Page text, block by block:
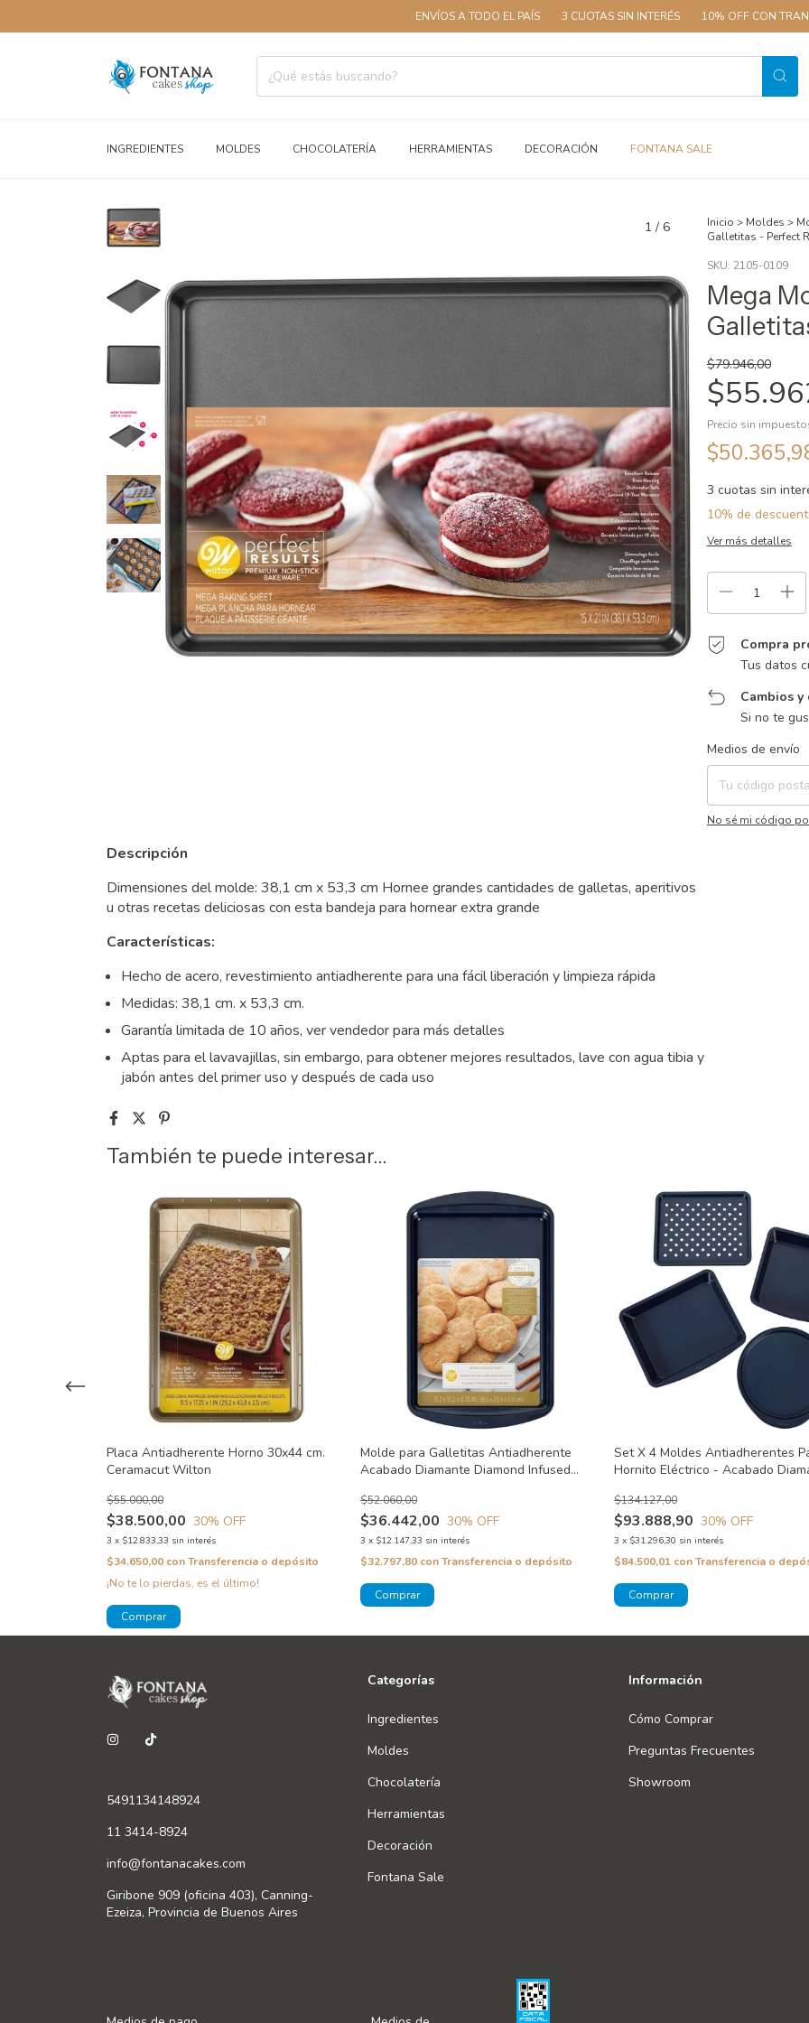
ENVÍOS A TODO EL PAÍS 3 CUOTAS SIN INTERÉS 10% OFF CON TRANSFERENCIA
INGREDIENTES MOLDES CHOCOLATERÍA HERRAMIENTAS DECORACIÓN FONTANA SALE
1 / 6 Inicio > Moldes >
Galletitas - Perfect
SKU: 2105-0109
Mega
$79.946,00
Precio sin
3 cuotas sin
10% de
Ver más detalles
Compra
Tus datos
Cambios
Si no te
Entregas para el CP:
Medios de envío
No sé mi código
Descripción
Dimensiones del molde: 38,1 cm x 53,3 cm Hornee grandes cantidades de galletas, aperitivos
u otras recetas deliciosas con esta bandeja para hornear extra grande
Características:
Hecho de acero, revestimiento antiadherente para una fácil liberación y limpieza rápida
Medidas: 38,1 cm. x 53,3 cm.
Garantía limitada de 10 años, ver vendedor para más detalles
Aptas para el lavavajillas, sin embargo, para obtener mejores resultados, lave con agua tibia y
jabón antes del primer uso y después de cada uso
También te puede interesar...
Placa Antiadherente Horno 30x44 cm.
Ceramacut Wilton
$38.500,00
$55.000,00
30% OFF
3 x $12.833,33 sin interés
$34.650,00 conTransferencia o depósito
¡No te lo pierdas, es el último!
Molde para Galletitas Antiadherente
Acabado Diamante Diamond Infused
$36.442,00
$52.060,00
30% OFF
3 x $12.147,33 sin interés
$32.797,80 conTransferencia o depósito
Set X 4 Moldes Antiadherentes
Hornito Eléctrico - Acabado
$93.888,90
$134.127,00
30% OFF
3 x $31.296,30 sin interés
$84.500,01 conTransferencia o
5491134148924
11 3414-8924
info@fontanacakes.com
Giribone 909 (oficina 403), Canning-
Ezeiza, Provincia de Buenos Aires
Categorías
Ingredientes
Moldes
Chocolatería
Herramientas
Decoración
Fontana Sale
Información
Cómo Comprar
Preguntas Frecuentes
Showroom